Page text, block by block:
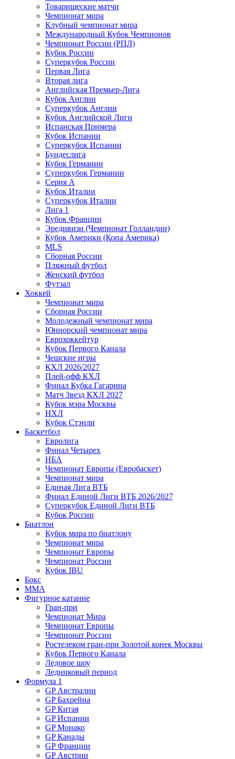
Товарищеские матчи
Чемпионат мира
Клубный чемпионат мира
Международный Кубок Чемпионов
Чемпионат России (РПЛ)
Кубок России
Суперкубок России
Первая Лига
Вторая лига
Английская Премьер-Лига
Кубок Англии
Суперкубок Англии
Кубок Английской Лиги
Испанская Примера
Кубок Испании
Суперкубок Испании
Бундеслига
Кубок Германии
Суперкубок Германии
Серия А
Кубок Италии
Суперкубок Италии
Лига 1
Кубок Франции
Эредивизи (Чемпионат Голландии)
Кубок Америки (Копа Америка)
MLS
Сборная России
Пляжный футбол
Женский футбол
Футзал
Хоккей
Чемпионат мира
Сборная России
Молодежный чемпионат мира
Юниорский чемпионат мира
Еврохоккейтур
Кубок Первого Канала
Чешские игры
КХЛ 2026/2027
Плей-офф КХЛ
Финал Кубка Гагарина
Матч Звезд КХЛ 2027
Кубок мэра Москвы
НХЛ
Кубок Стэнли
Баскетбол
Евролига
Финал Четырех
НБА
Чемпионат Европы (Евробаскет)
Чемпионат мира
Единая Лига ВТБ
Финал Единой Лиги ВТБ 2026/2027
Суперкубок Единой Лиги ВТБ
Кубок России
Биатлон
Кубок мира по биатлону
Чемпионат мира
Чемпионат Европы
Чемпионат России
Кубок IBU
Бокс
MMA
Фигурное катание
Гран-при
Чемпионат Мира
Чемпионат Европы
Чемпионат России
Ростелеком гран-при Золотой конек Москвы
Кубок Первого Канала
Ледовое шоу
Ледниковый период
Формула 1
GP Австралии
GP Бахрейна
GP Китая
GP Испании
GP Монако
GP Канады
GP Франции
GP Австрии